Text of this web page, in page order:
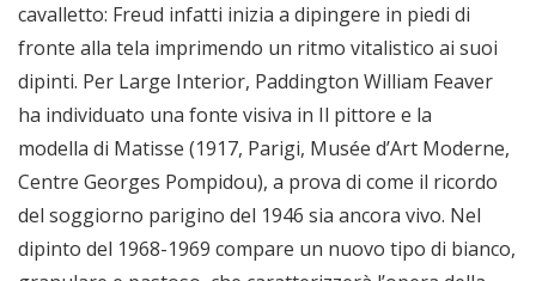
cavalletto: Freud infatti inizia a dipingere in piedi di
fronte alla tela imprimendo un ritmo vitalistico ai suoi
dipinti. Per Large Interior, Paddington William Feaver
ha individuato una fonte visiva in Il pittore e la
modella di Matisse (1917, Parigi, Musée d’Art Moderne,
Centre Georges Pompidou), a prova di come il ricordo
del soggiorno parigino del 1946 sia ancora vivo. Nel
dipinto del 1968-1969 compare un nuovo tipo di bianco,